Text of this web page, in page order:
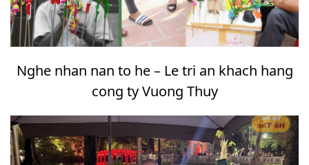
Nghe nhan nan to he – Le tri an khach hang
cong ty Vuong Thuy